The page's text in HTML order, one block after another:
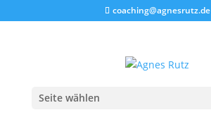
coaching@agnesrutz.de
Seite wählen